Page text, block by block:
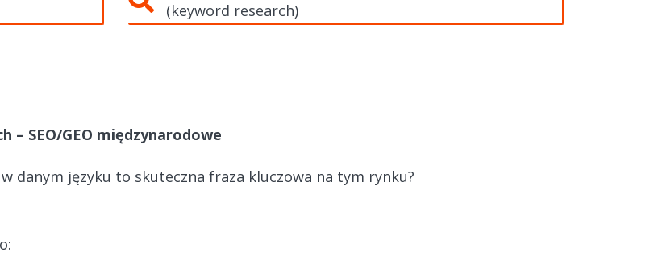
(keyword research)
– SEO/GEO międzynarodowe
danym języku to skuteczna fraza kluczowa na tym rynku?